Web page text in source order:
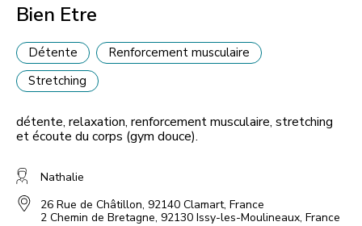
Bien Etre
Détente
Renforcement musculaire
Stretching
détente, relaxation, renforcement musculaire, stretching
et écoute du corps (gym douce).
Nathalie
26 Rue de Châtillon, 92140 Clamart, France
2 Chemin de Bretagne, 92130 Issy-les-Moulineaux, France